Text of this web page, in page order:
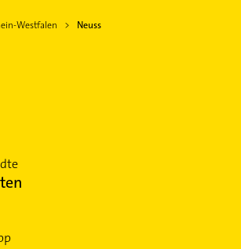
Westfalen Neuss